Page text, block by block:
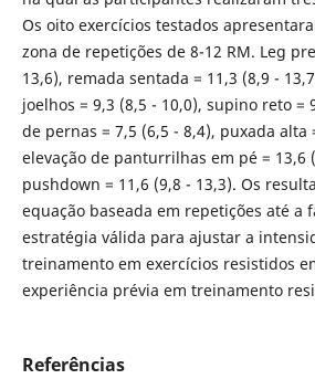
Os oito exercícios testados
zona de repetições de 8-12 RM. Leg
13,6), remada sentada = 11,3 (8,9 -
joelhos = 9,3 (8,5 - 10,0), supino reto =
de pernas = 7,5 (6,5 - 8,4), puxada alta
elevação de panturrilhas em pé = 13,6
pushdown = 11,6 (9,8 - 13,3). Os
equação baseada em repetições até a
estratégia válida para ajustar a
treinamento em exercícios resistidos
experiência prévia em treinamento
Referências